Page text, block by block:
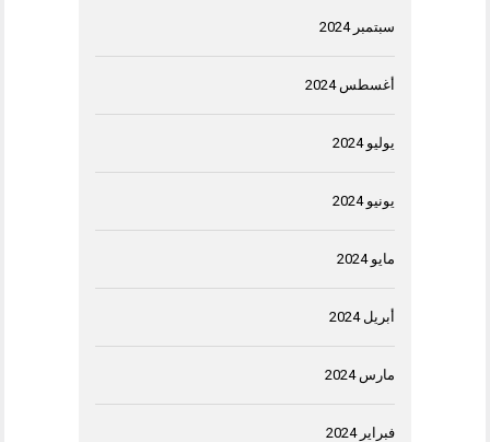
سبتمبر 2024
أغسطس 2024
يوليو 2024
يونيو 2024
مايو 2024
أبريل 2024
مارس 2024
فبراير 2024